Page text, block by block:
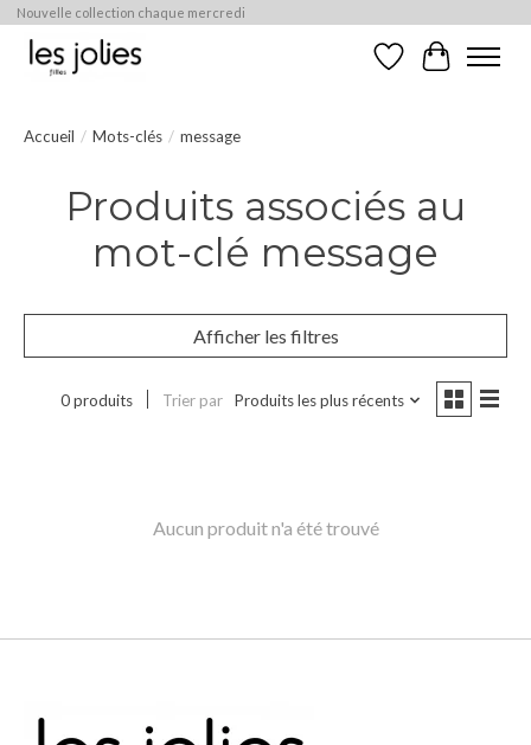
Nouvelle collection chaque mercredi
Liste de souhaits
Panier
Accueil / Mots-clés / message
Produits associés au
mot-clé message
Afficher les filtres
0 produits Trier par Produits les plus récents
Aucun produit n'a été trouvé